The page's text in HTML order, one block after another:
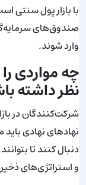
با بازار پول سنتی
صندوق‌های
وارد شوند.
چه مواردی
نظر داشته
شرکت‌کنندگان در
نهادهای نهادی
دنبال کنند تا
و استراتژی‌های